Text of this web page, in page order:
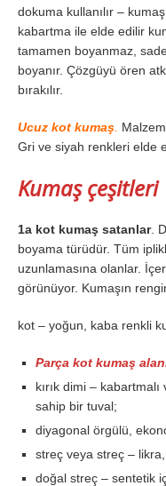
dokuma kullanılır –
kabartma ile elde edilir
tamamen boyanmaz,
boyanır. Çözgüyü ören
bırakılır.
Ucuz kot kumaş
Gri ve siyah renkleri elde
Kumaş çeşitleri
1a kot kumaş satanlar.
boyama türüdür. Tüm
uzunlamasına olanlar.
görünüyor. Kumaşın
kot – yoğun, kaba renkli
Parça kot kumaş
kırık dimi – kabartmalı
sahip bir tuval;
diyagonal örgülü,
streç veya streç –
doğal streç – sentetik